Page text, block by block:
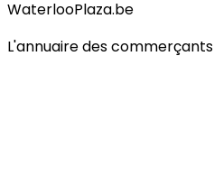
WaterlooPlaza.be
L'annuaire des